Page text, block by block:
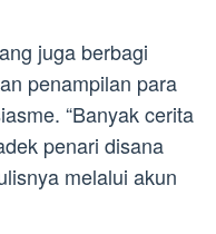
juga berbagi
penampilan para
“Banyak cerita
penari disana
melalui akun